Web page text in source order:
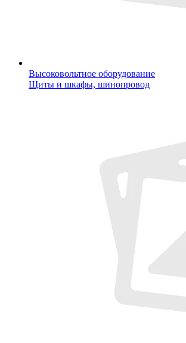
Высоковольтное оборудование
Щиты и шкафы, шинопровод